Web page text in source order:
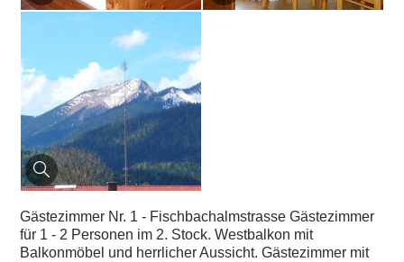
Gästezimmer Nr. 1 - Fischbachalmstrasse Gästezimmer
für 1 - 2 Personen im 2. Stock. Westbalkon mit
Balkonmöbel und herrlicher Aussicht. Gästezimmer mit